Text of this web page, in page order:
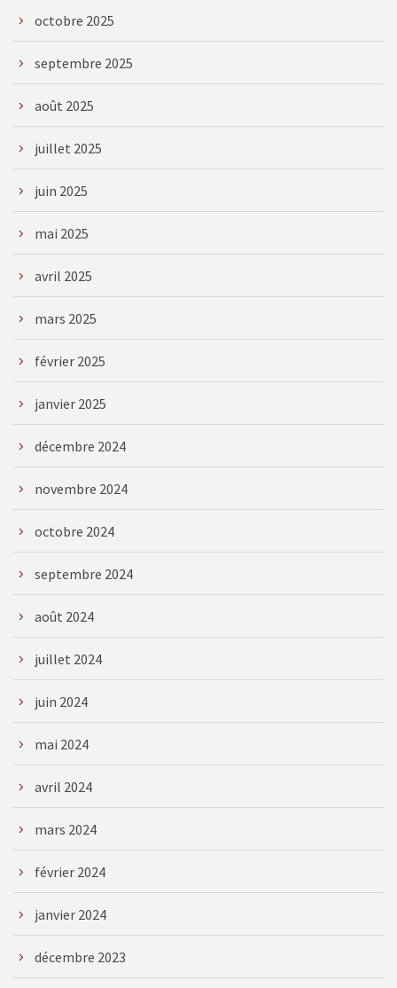
octobre 2025
septembre 2025
août 2025
juillet 2025
juin 2025
mai 2025
avril 2025
mars 2025
février 2025
janvier 2025
décembre 2024
novembre 2024
octobre 2024
septembre 2024
août 2024
juillet 2024
juin 2024
mai 2024
avril 2024
mars 2024
février 2024
janvier 2024
décembre 2023